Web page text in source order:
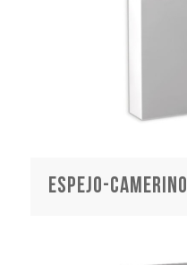
espejo-camerino